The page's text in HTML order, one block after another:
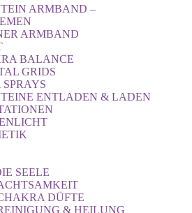
ARMBAND –
ARMBAND
BALANCE
GRIDS
ENTLADEN & LADEN
SEELE
DÜFTE
& HEILUNG